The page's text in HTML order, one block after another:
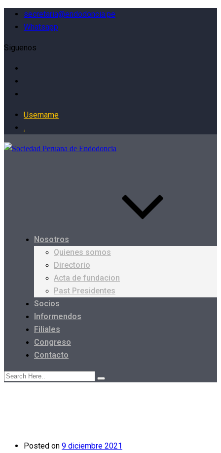
secretaria@endodoncia.pe
Whatsapp
Siguenos
Username
.
Nosotros
Quienes somos
Directorio
Acta de fundacion
Past Presidentes
Socios
Informendos
Filiales
Congreso
Contacto
Posted on 9 diciembre 2021